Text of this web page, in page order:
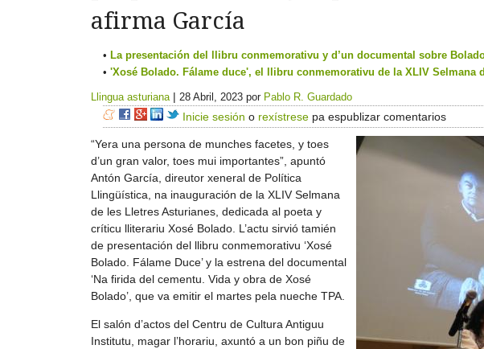
afirma García
La presentación del llibru conmemorativu y d’un documental sobre
'Xosé Bolado. Fálame duce', el llibru conmemorativu de la XLIV Selmana
Llingua asturiana | 28 Abril, 2023 por Pablo R. Guardado
Inicie sesión o rexístrese pa espublizar comentarios
“Yera una persona de munches facetes, y toes
d’un gran valor, toes mui importantes”, apuntó
Antón García, direutor xeneral de Política
Llingüística, na inauguración de la XLIV Selmana
de les Lletres Asturianes, dedicada al poeta y
críticu lliterariu Xosé Bolado. L’actu sirvió tamién
de presentación del llibru conmemorativu ‘Xosé
Bolado. Fálame Duce’ y la estrena del documental
‘Na firida del cementu. Vida y obra de Xosé
Bolado’, que va emitir el martes pela nueche TPA.
El salón d’actos del Centru de Cultura Antiguu
Institutu, magar l’horariu, axuntó a un bon piñu de